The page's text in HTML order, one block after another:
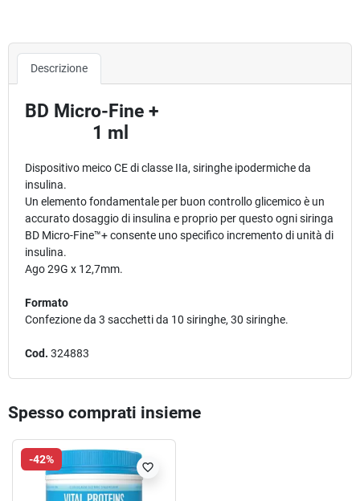
Descrizione
BD Micro-Fine +
1 ml
Dispositivo meico CE di classe IIa, siringhe ipodermiche da
insulina.
Un elemento fondamentale per buon controllo glicemico è un
accurato dosaggio di insulina e proprio per questo ogni siringa
BD Micro-Fine™+ consente uno specifico incremento di unità di
insulina.
Ago 29G x 12,7mm.
Formato
Confezione da 3 sacchetti da 10 siringhe, 30 siringhe.
Cod. 324883
Spesso comprati insieme
-42%
favorite_border